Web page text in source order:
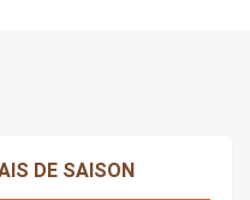
DE SAISON